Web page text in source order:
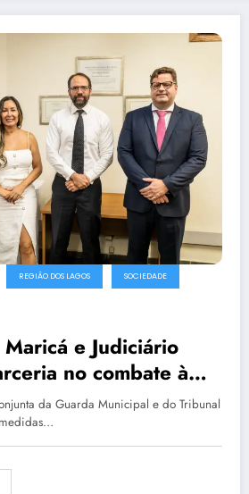
REGIÃO DOS LAGOS SOCIEDADE
e Judiciário
a mulher
da Guarda Municipal e do Tribunal